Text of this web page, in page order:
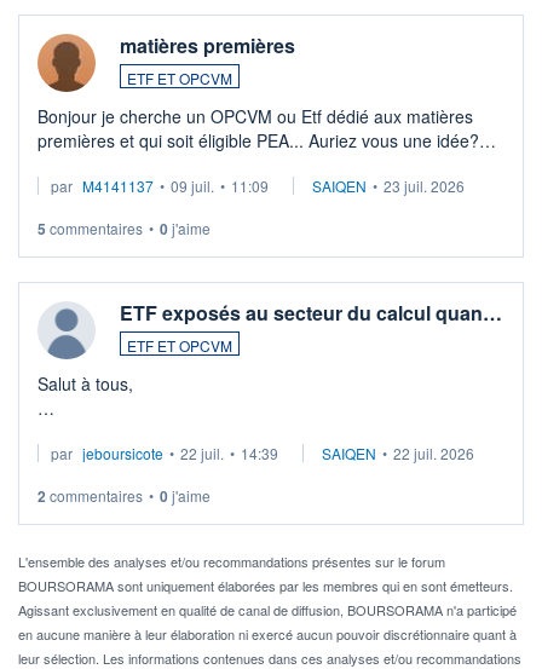
matières premières
ETF ET OPCVM
Bonjour je cherche un OPCVM ou Etf dédié aux matières
premières et qui soit éligible PEA... Auriez vous une idée?
par M4141137 • 09 juil. • 11:09 SAIQEN • 23 juil. 2026
5 commentaires • 0j'aime
ETF exposés au secteur du calcul quan…
ETF ET OPCVM
Salut à tous,
via un ETF plutôt que des actions individuelles.
Idéalement, je voudrais qu'il soit éligible au PEA.
Pour l' ...
par jeboursicote • 22 juil. • 14:39 SAIQEN • 22 juil. 2026
2 commentaires • 0j'aime
L'ensemble des analyses et/ou recommandations présentes sur le forum
BOURSORAMA sont uniquement élaborées par les membres qui en sont émetteurs.
Agissant exclusivement en qualité de canal de diffusion, BOURSORAMA n'a participé
en aucune manière à leur élaboration ni exercé aucun pouvoir discrétionnaire quant à
leur sélection. Les informations contenues dans ces analyses et/ou recommandations